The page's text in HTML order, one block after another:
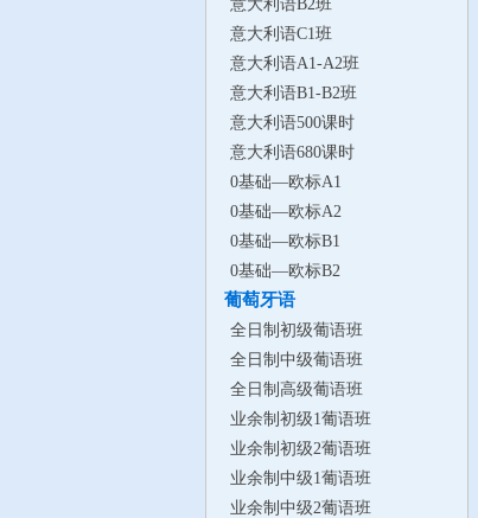
意大利语B2班
意大利语C1班
意大利语A1-A2班
意大利语B1-B2班
意大利语500课时
意大利语680课时
0基础—欧标A1
0基础—欧标A2
0基础—欧标B1
0基础—欧标B2
葡萄牙语
全日制初级葡语班
全日制中级葡语班
全日制高级葡语班
业余制初级1葡语班
业余制初级2葡语班
业余制中级1葡语班
业余制中级2葡语班